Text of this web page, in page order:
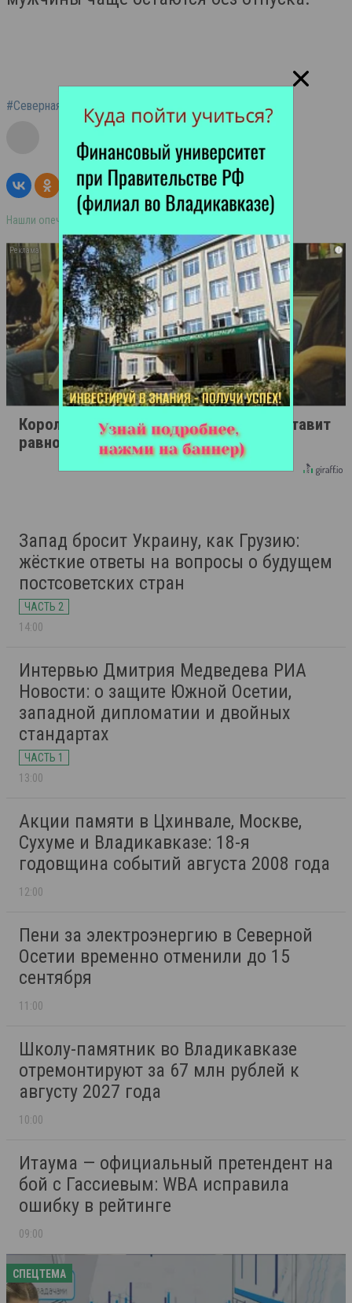
#Северная Осетия #Владикавказ #Отдых
Нашли опечатку в тексте? Выделите её и нажмите ctrl+enter
i
Королева вагона отожгла! Видео не оставит
равнодушным
Запад бросит Украину, как Грузию:
жёсткие ответы на вопросы о будущем
постсоветских стран
ЧАСТЬ 2
14:00
Интервью Дмитрия Медведева РИА
Новости: о защите Южной Осетии,
западной дипломатии и двойных
стандартах
ЧАСТЬ 1
13:00
Акции памяти в Цхинвале, Москве,
Сухуме и Владикавказе: 18-я
годовщина событий августа 2008 года
12:00
Пени за электроэнергию в Северной
Осетии временно отменили до 15
сентября
11:00
Школу-памятник во Владикавказе
отремонтируют за 67 млн рублей к
августу 2027 года
10:00
Итаума — официальный претендент на
бой с Гассиевым: WBA исправила
ошибку в рейтинге
09:00
СПЕЦТЕМА